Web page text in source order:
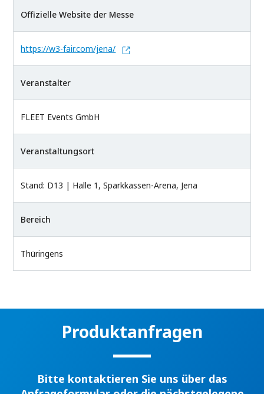
Offizielle Website der Messe
https://w3-fair.com/jena/
Veranstalter
FLEET Events GmbH
Veranstaltungsort
Stand: D13 | Halle 1, Sparkkassen-Arena, Jena
Bereich
Thüringens
Produktanfragen
Bitte kontaktieren Sie uns über das